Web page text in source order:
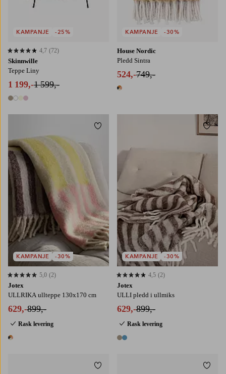
Skinnwille
Teppe Liny
1 199,-1 599,-
4 farger
4,7 basert på 72 karaktergivninger
4,7 (72)
KAMPANJE -25%
House Nordic
Pledd Sintra
524,-749,-
1 farge
KAMPANJE -30%
Jotex
ULLRIKA ullteppe 130x170 cm
629,-899,-
Rask levering
1 farge
5,0 basert på 2 karaktergivninger
5,0 (2)
KAMPANJE -30%
Legg til favoritter
Jotex
ULLI pledd i ullmiks
629,-899,-
Rask levering
2 farger
4,5 basert på 2 karaktergivninger
4,5 (2)
KAMPANJE -30%
Legg til favoritter